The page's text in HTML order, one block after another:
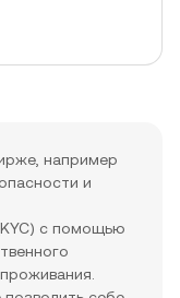
например
и
с помощью